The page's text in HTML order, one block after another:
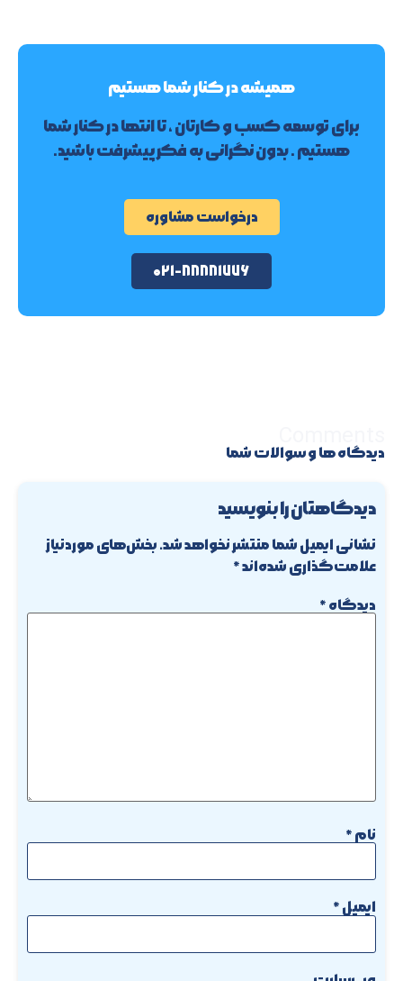
همیشه در کنار شما هستیم
برای توسعه کسب و کارتان ، تا انتها در کنار شما
هستیم . بدون نگرانی به فکر پیشرفت باشید.
درخواست مشاوره
۰۲۱-۸۸۸۸۱۷۷۶
دیدگاه ها و سوالات شما
دیدگاهتان را بنویسید
نشانی ایمیل شما منتشر نخواهد شد.بخش‌های موردنیاز
علامت‌گذاری شده‌اند*
دیدگاه*
نام*
ایمیل*